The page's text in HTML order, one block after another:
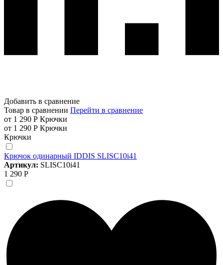
Добавить в сравнение
Товар в сравнении Перейти в сравнение
от 1 290 Р Крючки
от 1 290 Р Крючки
Крючки
Крючок одинарный IDDIS SLISC10i41
Артикул: SLISC10i41
1 290 Р